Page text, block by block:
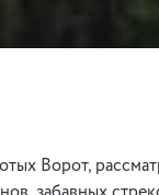
Ворот,